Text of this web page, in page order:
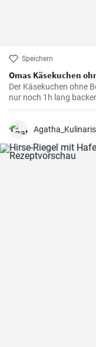
Speichern
Omas Käsekuchen
Der Käsekuchen ohne
nur noch 1h lang
Käsekuchen Rezepte